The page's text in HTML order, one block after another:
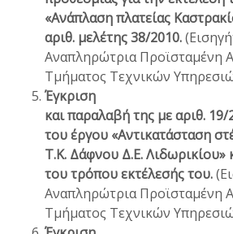
«Ανάπλαση πλατείας
αριθ. μελέτης 38/2010.
Αναπληρώτρια Προϊσταμένη
Τμήματος Τεχνικών
Έγκριση
και παραλαβή της με αριθ. 19/
του έργου «Αντικατάσταση
Τ.Κ. Δάφνου Δ.Ε. Λιδωρικίου»
του τρόπου εκτέλεσής του.
Αναπληρώτρια Προϊσταμένη
Τμήματος Τεχνικών